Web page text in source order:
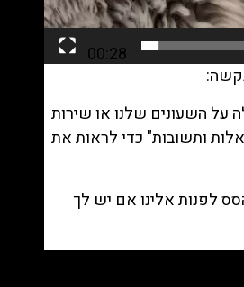
00:28
השעונים שלנו או שירות
ותשובות" כדי לראות את
לפנות אלינו אם יש לך